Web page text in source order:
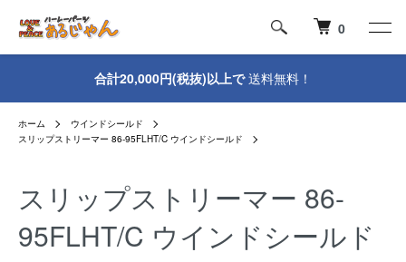
0
合計20,000円(税抜)以上で送料無料！
ホーム
ウインドシールド
スリップストリーマー 86-95FLHT/C ウインドシールド
スリップストリーマー 86-
95FLHT/C ウインドシールド